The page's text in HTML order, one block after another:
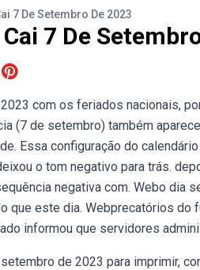
7 De Setembro De 2023
7 De
com os feriados nacionais,
(7 de setembro) também
Essa configuração do
o tom negativo para trás.
negativa com. Webo
que este dia. Webprecatórios
informou que servidores
de 2023 para imprimir,